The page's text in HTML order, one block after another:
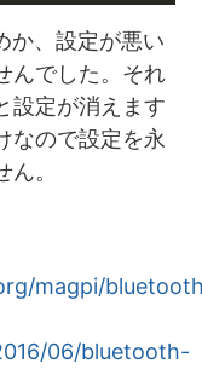
か、設定が悪い
んでした。それ
設定が消えます
なので設定を永
。
magpi/
06/bluetooth-